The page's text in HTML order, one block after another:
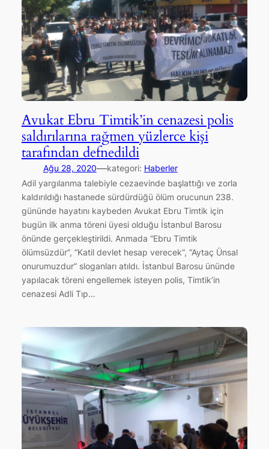
Avukat Ebru Timtik’in cenazesi polis
saldırılarına rağmen yüzlerce kişi
tarafından defnedildi
Ağu 28, 2020—kategori: Haberler
Adil yargılanma talebiyle cezaevinde başlattığı ve zorla
kaldırıldığı hastanede sürdürdüğü ölüm orucunun 238.
gününde hayatını kaybeden Avukat Ebru Timtik için
bugün ilk anma töreni üyesi olduğu İstanbul Barosu
önünde gerçekleştirildi. Anmada “Ebru Timtik
ölümsüzdür”, “Katil devlet hesap verecek”, “Aytaç Ünsal
onurumuzdur” sloganları atıldı. İstanbul Barosu ününde
yapılacak töreni engellemek isteyen polis, Timtik’in
cenazesi Adli Tıp…